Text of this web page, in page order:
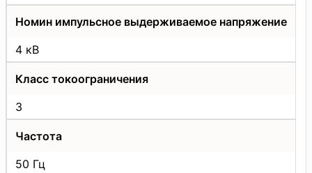
Номин импульсное выдерживаемое напряжение
4 кВ
Класс токоограничения
3
Частота
50 Гц